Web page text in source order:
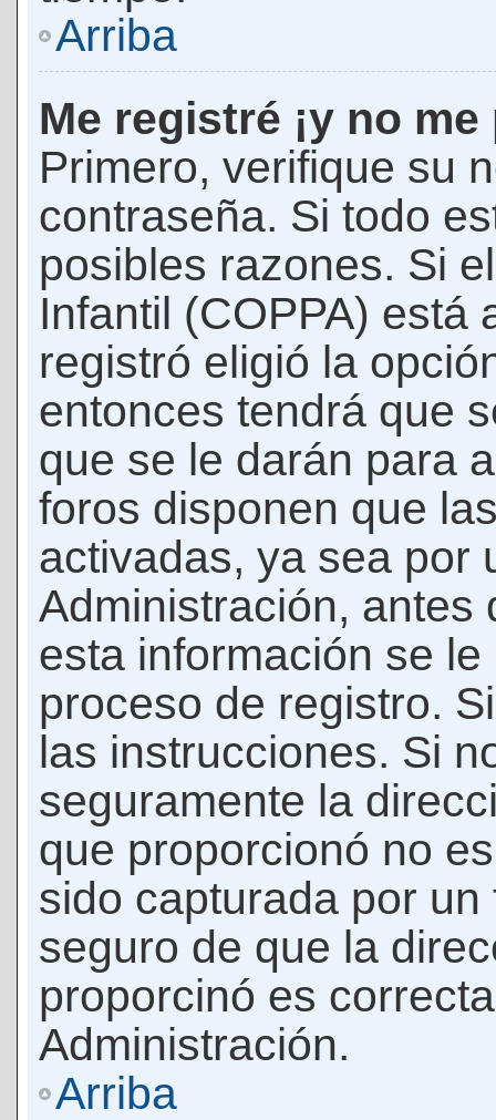
Arriba
Me registré ¡y no
Primero, verifique su
contraseña. Si todo
posibles razones. Si
Infantil (COPPA) está
registró eligió la
entonces tendrá que
que se le darán para
foros disponen que
activadas, ya sea por
Administración, antes
esta información se
proceso de registro.
las instrucciones. Si
seguramente la
que proporcionó no
sido capturada por
seguro de que la
proporcinó es
Administración.
Arriba